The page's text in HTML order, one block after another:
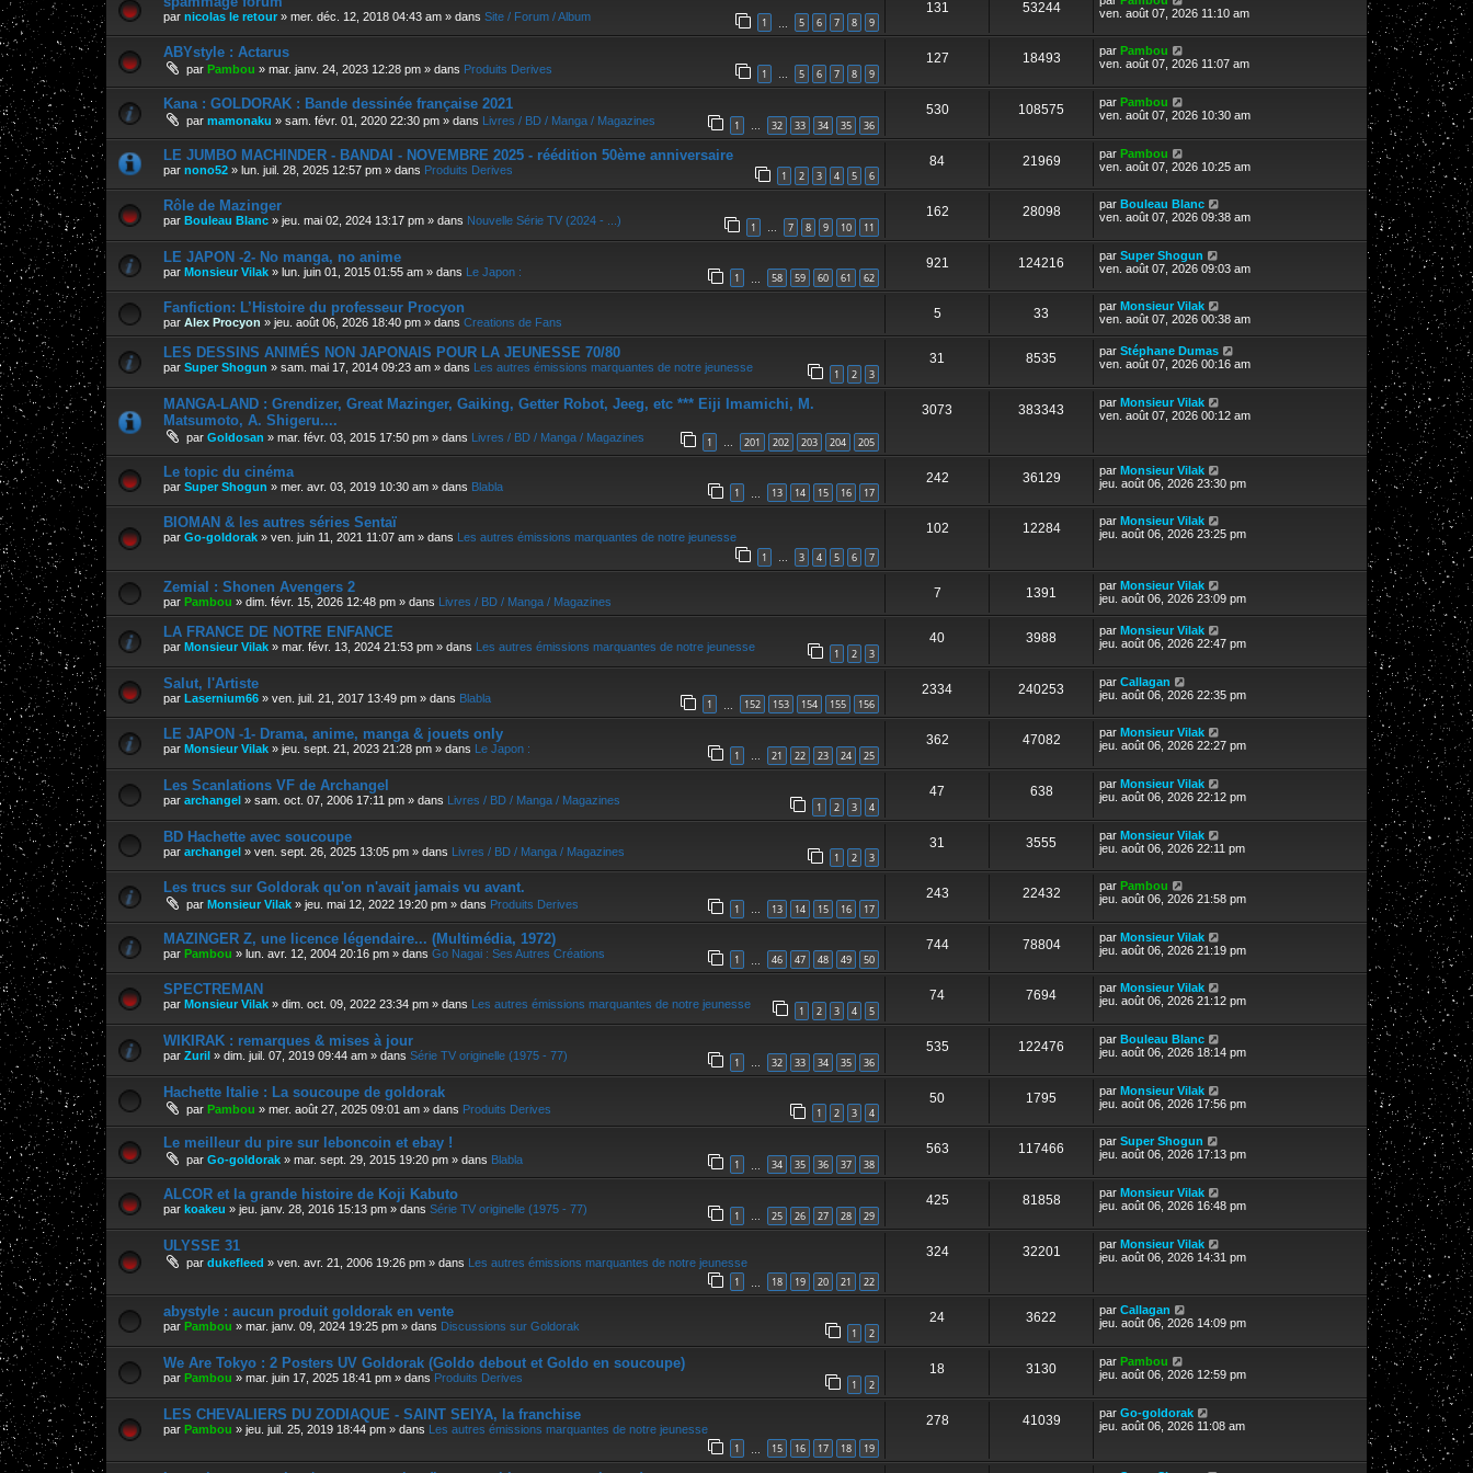
par nicolas le retour » mer. déc. 12, 2018 04:43 am » dans Site / Forum / Album 1 5 6 7 8 9
131 53244
ven. août 07, 2026 11:10 am
ABYstyle : Actarus
par Pambou » mar. janv. 24, 2023 12:28 pm » dans Produits Derives 1 … 5 6 7 8 9
127 18493 par Pambou
ven. août 07, 2026 11:07 am
Kana : GOLDORAK : Bande dessinée française 2021
par mamonaku » sam. févr. 01, 2020 22:30 pm » dans Livres / BD / Manga / Magazines 1 32 33 34 35 36
530 108575 par Pambou
ven. août 07, 2026 10:30 am
LE JUMBO MACHINDER - BANDAI - NOVEMBRE 2025 - réédition 50ème anniversaire
par nono52 » lun. juil. 28, 2025 12:57 pm » dans Produits Derives 1 2 3 4 5 6
84 21969 par Pambou
ven. août 07, 2026 10:25 am
Rôle de Mazinger
par Bouleau Blanc » jeu. mai 02, 2024 13:17 pm » dans Nouvelle Série TV (2024 - ...) 1 … 7 8 9 10 11
162 28098 par Bouleau Blanc
ven. août 07, 2026 09:38 am
LE JAPON -2- No manga, no anime
par Monsieur Vilak » lun. juin 01, 2015 01:55 am » dans Le Japon : 1 58 59 60 61 62
921 124216 par Super Shogun
ven. août 07, 2026 09:03 am
Fanfiction: L’Histoire du professeur Procyon
par Alex Procyon » jeu. août 06, 2026 18:40 pm » dans Creations de Fans
5 33 par Monsieur Vilak
ven. août 07, 2026 00:38 am
LES DESSINS ANIMÉS NON JAPONAIS POUR LA JEUNESSE 70/80
par Super Shogun » sam. mai 17, 2014 09:23 am » dans Les autres émissions marquantes de notre jeunesse 1 2 3
31 8535 par Stéphane Dumas
ven. août 07, 2026 00:16 am
MANGA-LAND : Grendizer, Great Mazinger, Gaiking, Getter Robot, Jeeg, etc *** Eiji Imamichi, M.
Matsumoto, A. Shigeru....
par Goldosan » mar. févr. 03, 2015 17:50 pm » dans Livres / BD / Manga / Magazines 1 … 201 202 203 204 205
3073 383343 par Monsieur Vilak
ven. août 07, 2026 00:12 am
Le topic du cinéma
par Super Shogun » mer. avr. 03, 2019 10:30 am » dans Blabla 1 13 14 15 16 17
242 36129 par Monsieur Vilak
jeu. août 06, 2026 23:30 pm
BIOMAN & les autres séries Sentaï
par Go-goldorak » ven. juin 11, 2021 11:07 am » dans Les autres émissions marquantes de notre jeunesse
1 … 3 4 5 6 7
102 12284 par Monsieur Vilak
jeu. août 06, 2026 23:25 pm
Zemial : Shonen Avengers 2
par Pambou » dim. févr. 15, 2026 12:48 pm » dans Livres / BD / Manga / Magazines
7 1391 par Monsieur Vilak
jeu. août 06, 2026 23:09 pm
LA FRANCE DE NOTRE ENFANCE
par Monsieur Vilak » mar. févr. 13, 2024 21:53 pm » dans Les autres émissions marquantes de notre jeunesse 1 2 3
40 3988 par Monsieur Vilak
jeu. août 06, 2026 22:47 pm
Salut, l'Artiste
par Lasernium66 » ven. juil. 21, 2017 13:49 pm » dans Blabla 1 152 153 154 155 156
2334 240253 par Callagan
jeu. août 06, 2026 22:35 pm
LE JAPON -1- Drama, anime, manga & jouets only
par Monsieur Vilak » jeu. sept. 21, 2023 21:28 pm » dans Le Japon : 1 … 21 22 23 24 25
362 47082 par Monsieur Vilak
jeu. août 06, 2026 22:27 pm
Les Scanlations VF de Archangel
par archangel » sam. oct. 07, 2006 17:11 pm » dans Livres / BD / Manga / Magazines 1 2 3 4
47 638 par Monsieur Vilak
jeu. août 06, 2026 22:12 pm
BD Hachette avec soucoupe
par archangel » ven. sept. 26, 2025 13:05 pm » dans Livres / BD / Manga / Magazines 1 2 3
31 3555 par Monsieur Vilak
jeu. août 06, 2026 22:11 pm
Les trucs sur Goldorak qu'on n'avait jamais vu avant.
par Monsieur Vilak » jeu. mai 12, 2022 19:20 pm » dans Produits Derives 1 … 13 14 15 16 17
243 22432 par Pambou
jeu. août 06, 2026 21:58 pm
MAZINGER Z, une licence légendaire... (Multimédia, 1972)
par Pambou » lun. avr. 12, 2004 20:16 pm » dans Go Nagai : Ses Autres Créations 1 46 47 48 49 50
744 78804 par Monsieur Vilak
jeu. août 06, 2026 21:19 pm
SPECTREMAN
par Monsieur Vilak » dim. oct. 09, 2022 23:34 pm » dans Les autres émissions marquantes de notre jeunesse 1 2 3 4 5
74 7694 par Monsieur Vilak
jeu. août 06, 2026 21:12 pm
WIKIRAK : remarques & mises à jour
par Zuril » dim. juil. 07, 2019 09:44 am » dans Série TV originelle (1975 - 77) 1 … 32 33 34 35 36
535 122476 par Bouleau Blanc
jeu. août 06, 2026 18:14 pm
Hachette Italie : La soucoupe de goldorak
par Pambou » mer. août 27, 2025 09:01 am » dans Produits Derives 1 2 3 4
50 1795 par Monsieur Vilak
jeu. août 06, 2026 17:56 pm
Le meilleur du pire sur leboncoin et ebay !
par Go-goldorak » mar. sept. 29, 2015 19:20 pm » dans Blabla 1 34 35 36 37 38
563 117466 par Super Shogun
jeu. août 06, 2026 17:13 pm
ALCOR et la grande histoire de Koji Kabuto
par koakeu » jeu. janv. 28, 2016 15:13 pm » dans Série TV originelle (1975 - 77) 1 … 25 26 27 28 29
425 81858 par Monsieur Vilak
jeu. août 06, 2026 16:48 pm
ULYSSE 31
par dukefleed » ven. avr. 21, 2006 19:26 pm » dans Les autres émissions marquantes de notre jeunesse
1 18 19 20 21 22
324 32201 par Monsieur Vilak
jeu. août 06, 2026 14:31 pm
abystyle : aucun produit goldorak en vente
par Pambou » mar. janv. 09, 2024 19:25 pm » dans Discussions sur Goldorak 1 2
24 3622 par Callagan
jeu. août 06, 2026 14:09 pm
We Are Tokyo : 2 Posters UV Goldorak (Goldo debout et Goldo en soucoupe)
par Pambou » mar. juin 17, 2025 18:41 pm » dans Produits Derives 1 2
18 3130 par Pambou
jeu. août 06, 2026 12:59 pm
LES CHEVALIERS DU ZODIAQUE - SAINT SEIYA, la franchise
par Pambou » jeu. juil. 25, 2019 18:44 pm » dans Les autres émissions marquantes de notre jeunesse
1 15 16 17 18 19
278 41039 par Go-goldorak
jeu. août 06, 2026 11:08 am